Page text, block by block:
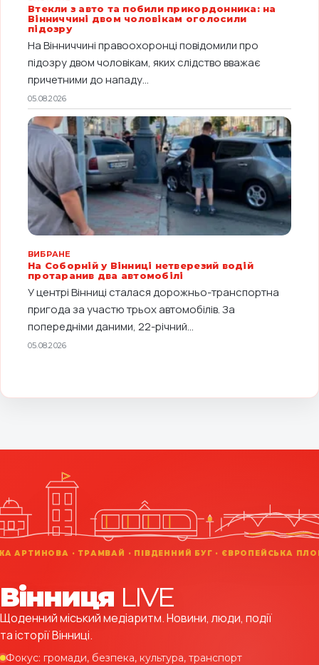
Вінниця LIVE
Щоденний міський медіаритм. Новини, люди, події
та історії Вінниці.
Фокус: громади, безпека, культура, транспорт